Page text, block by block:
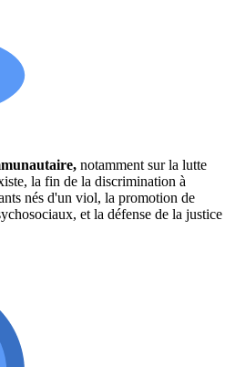
notamment sur la lutte
la fin de la discrimination à
nés d'un viol, la promotion de
et la défense de la justice